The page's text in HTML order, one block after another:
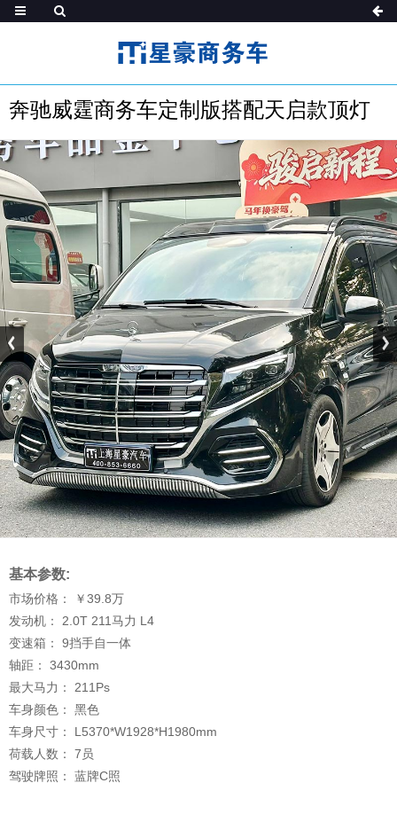
奔驰威霆商务车定制版搭配天启款顶灯
基本参数:
市场价格： ￥39.8万
发动机：
2.0T 211马力 L4
变速箱：
9挡手自一体
轴距：
3430mm
最大马力：
211 Ps
车身颜色：
黑色
车身尺寸：
L5370*W1928*H1980mm
荷载人数：
7员
驾驶牌照：
蓝牌C照